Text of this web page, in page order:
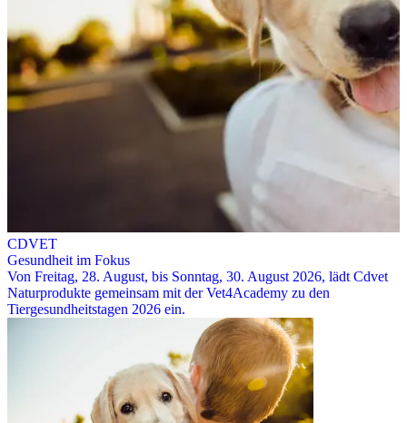
CDVET
Gesundheit im Fokus
Von Freitag, 28. August, bis Sonntag, 30. August 2026, lädt Cdvet
Naturprodukte gemeinsam mit der Vet4Academy zu den
Tiergesundheitstagen 2026 ein.